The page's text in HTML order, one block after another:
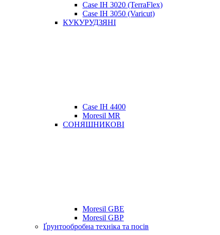
Case IH 3020 (TerraFlex)
Case IH 3050 (Varicut)
КУКУРУДЗЯНІ
Case IH 4400
Moresil MR
СОНЯШНИКОВІ
Moresil GBE
Moresil GBP
Ґрунтообробна техніка та посів